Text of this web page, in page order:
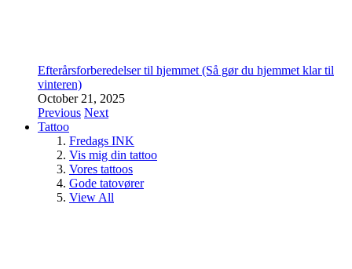
Efterårsforberedelser til hjemmet (Så gør du hjemmet klar til
vinteren)
October 21, 2025
Previous Next
Tattoo
Fredags INK
Vis mig din tattoo
Vores tattoos
Gode tatovører
View All